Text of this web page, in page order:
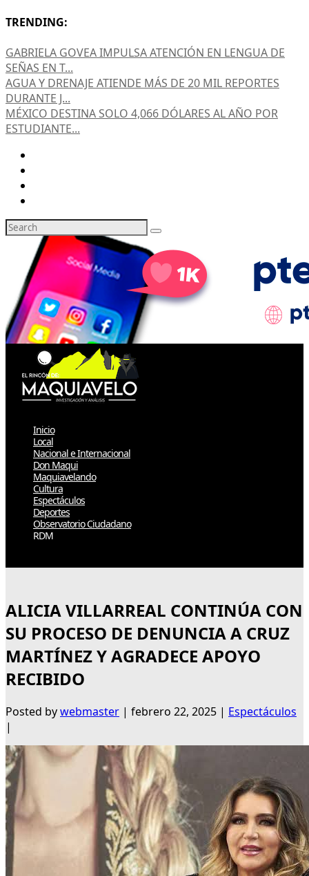
TRENDING:
GABRIELA GOVEA IMPULSA ATENCIÓN EN LENGUA DE
SEÑAS EN T...
AGUA Y DRENAJE ATIENDE MÁS DE 20 MIL REPORTES
DURANTE J...
MÉXICO DESTINA SOLO 4,066 DÓLARES AL AÑO POR
ESTUDIANTE...
Inicio
Local
Nacional e Internacional
Don Maqui
Maquiavelando
Cultura
Espectáculos
Deportes
Observatorio Ciudadano
RDM
ALICIA VILLARREAL CONTINÚA CON
SU PROCESO DE DENUNCIA A CRUZ
MARTÍNEZ Y AGRADECE APOYO
RECIBIDO
Posted bywebmaster | febrero 22, 2025 | Espectáculos
|